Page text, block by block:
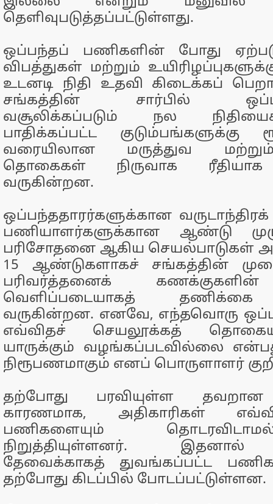
தெளிவுபடுத்தப்பட்டுள்ளது.
ஒப்பந்தப் பணிகளின் போது
விபத்துகள் மற்றும்
உடனடி நிதி உதவி கிடைக்கப்
சங்கத்தின் சார்பில்
வசூலிக்கப்படும் நல
பாதிக்கப்பட்ட
வரையிலான மருத்துவ
தொகைகள் நிருவாக ரீதியாக
வருகின்றன.
ஒப்பந்ததாரர்களுக்கான
பணியாளர்களுக்கான ஆண்டு
பரிசோதனை ஆகிய செயல்பாடுகள்
15 ஆண்டுகளாகச் சங்கத்தின்
பரிவர்த்தனைக்
வெளிப்படையாகத் தணிக்கை
வருகின்றன. எனவே, எந்தவொரு
எவ்விதச் செயலூக்கத்
யாருக்கும் வழங்கப்படவில்லை
நிரூபணமாகும் எனப் பொருளாளர்
தற்போது பரவியுள்ள தவறான
காரணமாக, அதிகாரிகள்
பணிகளையும்
நிறுத்தியுள்ளனர்.
தேவைக்காகத் துவங்கப்பட்ட
தற்போது கிடப்பில் போடப்பட்டுள்ளன.